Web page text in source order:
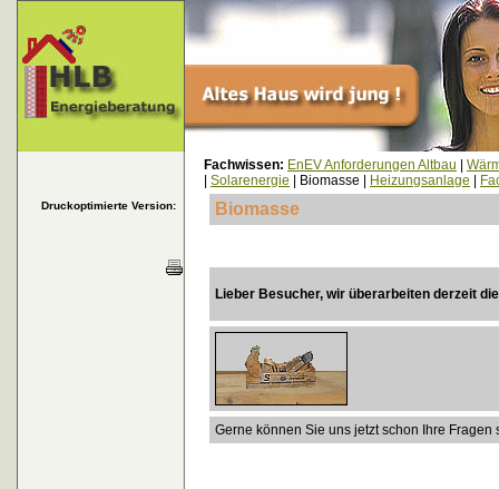
Druckoptimierte Version:
Fachwissen: EnEV Anforderungen Altbau
Solarenergie | Biomasse | Heizungsanlage
Biomasse
Lieber Besucher, wir überarbeiten derzeit
Gerne können Sie uns jetzt schon Ihre Fragen